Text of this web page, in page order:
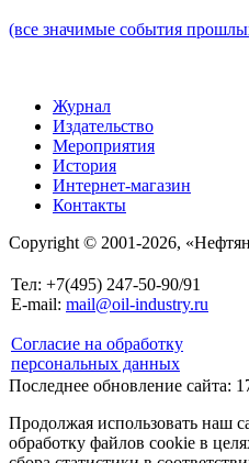
(все значимые события
Журнал
Издательство
Мероприятия
История
Интернет-магазин
Контакты
Copyright © 2001-2026,
Тел: +7(495) 247-50-90/91
E-mail: mail@oil-industry.ru
Согласие на обработку
персональных данных
Последнее обновление сайта:
Продолжая использовать наш
обработку файлов cookie в